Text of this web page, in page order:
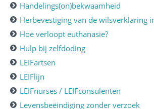
Handelings(on)bekwaamheid
Herbevestiging van de wilsverklaring
Hoe verloopt euthanasie?
Hulp bij zelfdoding
LEIFartsen
LEIFlijn
LEIFnurses / LEIFconsulenten
Levensbeëindiging zonder verzoek